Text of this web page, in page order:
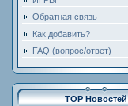
Обратная связь
Как добавить?
FAQ (вопрос/ответ)
TOP Новостей